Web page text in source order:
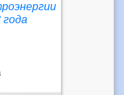
года